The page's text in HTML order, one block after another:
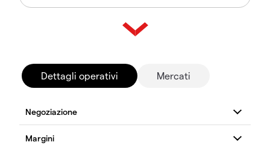
Dettagli operativi Mercati